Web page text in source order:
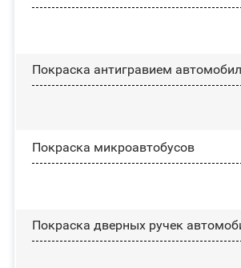
Покраска антигравием
Покраска микроавтобусов
Покраска дверных ручек